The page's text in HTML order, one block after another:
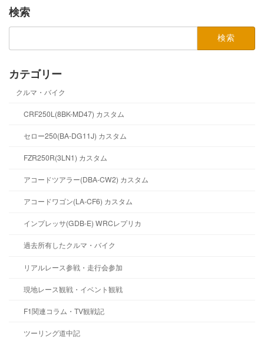
検索
検
カテゴリー
クルマ・バイク
CRF250L(8BK-MD47) カスタム
セロー250(BA-DG11J) カスタム
FZR250R(3LN1) カスタム
アコードツアラー(DBA-CW2) カスタム
アコードワゴン(LA-CF6) カスタム
インプレッサ(GDB-E) WRCレプリカ
過去所有したクルマ・バイク
リアルレース参戦・走行会参加
現地レース観戦・イベント観戦
F1関連コラム・TV観戦記
ツーリング道中記